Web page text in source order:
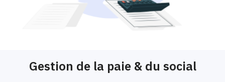
Gestion de la paie & du social